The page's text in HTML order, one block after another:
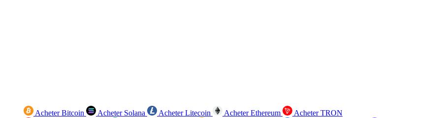
Acheter Bitcoin Acheter Solana Acheter Litecoin Acheter Ethereum
Acheter TRON